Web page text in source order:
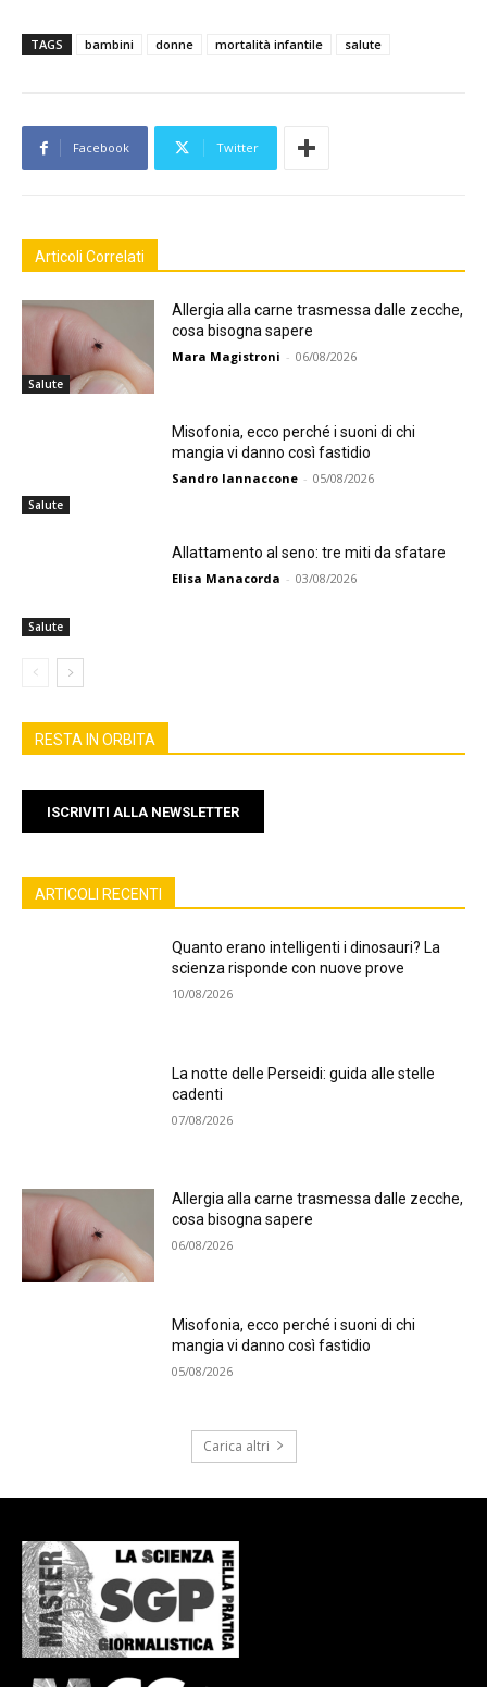
TAGS bambini donne mortalità infantile salute
Facebook Twitter
Articoli Correlati
Salute
Allergia alla carne trasmessa dalle zecche,
cosa bisogna sapere
Mara Magistroni - 06/08/2026
Salute
Misofonia, ecco perché i suoni di chi
mangia vi danno così fastidio
Sandro Iannaccone - 05/08/2026
Salute
Allattamento al seno: tre miti da sfatare
Elisa Manacorda - 03/08/2026
RESTA IN ORBITA
ISCRIVITI ALLA NEWSLETTER
ARTICOLI RECENTI
Quanto erano intelligenti i dinosauri? La
scienza risponde con nuove prove
10/08/2026
La notte delle Perseidi: guida alle stelle
cadenti
07/08/2026
Allergia alla carne trasmessa dalle zecche,
cosa bisogna sapere
06/08/2026
Misofonia, ecco perché i suoni di chi
mangia vi danno così fastidio
05/08/2026
Carica altri